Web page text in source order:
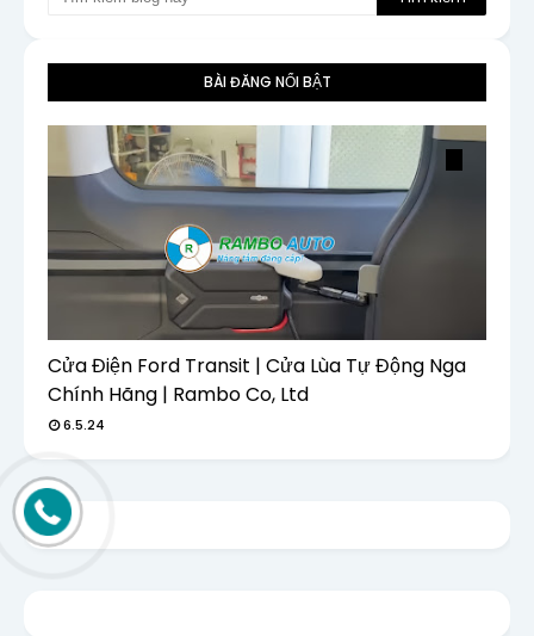
BÀI ĐĂNG NỔI BẬT
Cửa Điện Ford Transit | Cửa Lùa Tự Động Nga
Chính Hãng | Rambo Co, Ltd
6.5.24